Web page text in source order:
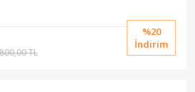
%20
İndirim
800,00 TL